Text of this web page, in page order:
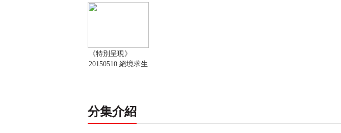
《特別呈現》
20150510 絕境求生
分集介紹